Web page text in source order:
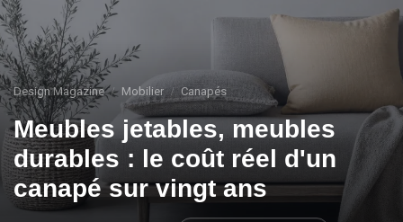
Design Magazine Mobilier Canapés
Meubles jetables, meubles
durables : le coût réel d'un
canapé sur vingt ans